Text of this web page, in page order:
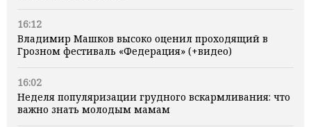
16:12
Владимир Машков высоко оценил проходящий в
Грозном фестиваль «Федерация» (+видео)
16:02
Неделя популяризации грудного вскармливания: что
важно знать молодым мамам